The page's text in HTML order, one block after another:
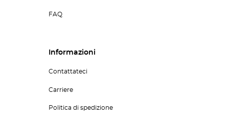
FAQ
Informazioni
Contattateci
Carriere
Politica di spedizione